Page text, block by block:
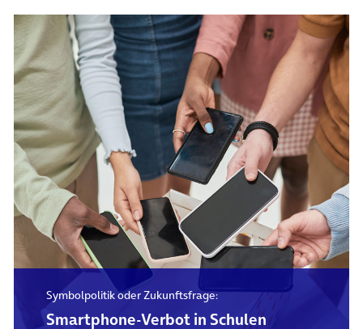
Symbolpolitik oder Zukunftsfrage:
Smartphone-Verbot in Schulen